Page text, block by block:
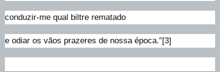
conduzir-me qual biltre rematado
e odiar os vãos prazeres de nossa época.”[3]